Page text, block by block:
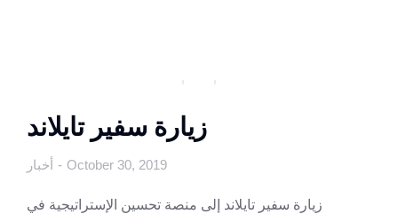
زيارة سفير تايلاند
أخبار October 30, 2019
زيارة سفير تايلاند إلى منصة تحسين الإستراتيجية في